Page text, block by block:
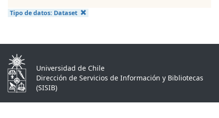
Tipo de datos: Dataset
Universidad de Chile
Dirección de Servicios de Información y Bibliotecas
(SISIB)